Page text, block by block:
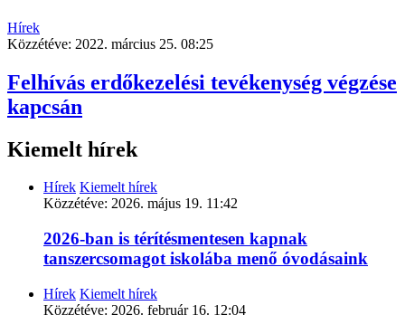
Hírek
Közzétéve: 2022. március 25. 08:25
Felhívás erdőkezelési tevékenység végzése
kapcsán
Kiemelt hírek
Hírek Kiemelt hírek
Közzétéve: 2026. május 19. 11:42
2026-ban is térítésmentesen kapnak
tanszercsomagot iskolába menő óvodásaink
Hírek Kiemelt hírek
Közzétéve: 2026. február 16. 12:04